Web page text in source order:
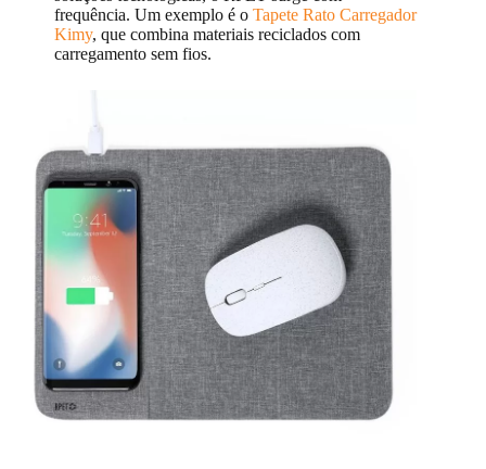
frequência. Um exemplo é o Tapete Rato Carregador
Kimy, que combina materiais reciclados com
carregamento sem fios.